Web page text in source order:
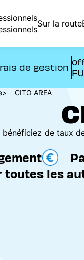
Sur la route
de gestion
CITO AREA
bénéficiez de taux
toutes les